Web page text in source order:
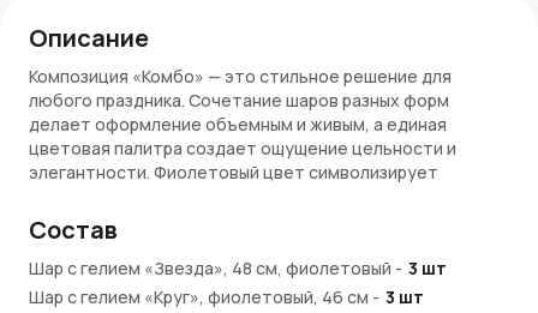
Описание
Композиция «Комбо» — это стильное решение для
любого праздника. Сочетание шаров разных форм
делает оформление объемным и живым, а единая
цветовая палитра создает ощущение цельности и
элегантности. Фиолетовый цвет символизирует
набор отлично подойдет для дня рождения, девичника,
фотосессии или романтического вечера.
Преимущества:
Состав
Шар с гелием «Звезда», 48 см, фиолетовый - 3 шт
Шар с гелием «Круг», фиолетовый, 46 см - 3 шт